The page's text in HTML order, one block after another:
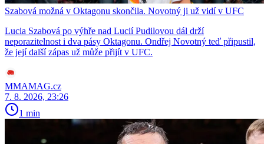
Szabová možná v Oktagonu skončila. Novotný ji už vidí v UFC
Lucia Szabová po výhře nad Lucií Pudilovou dál drží
neporazitelnost i dva pásy Oktagonu. Ondřej Novotný teď připustil,
že její další zápas už může přijít v UFC.
MMAMAG.cz
7. 8. 2026, 23:26
1 min